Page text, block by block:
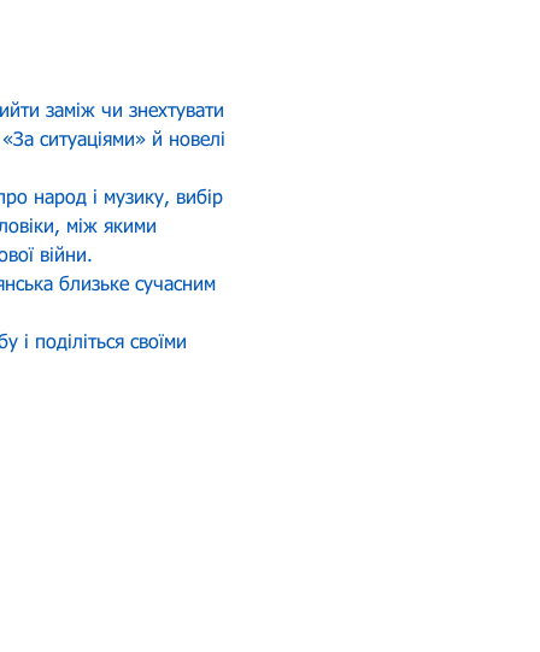
заміж чи знехтувати
ситуаціями» й новелі
народ і музику, вибір
між якими
війни.
близьке сучасним
поділіться своїми